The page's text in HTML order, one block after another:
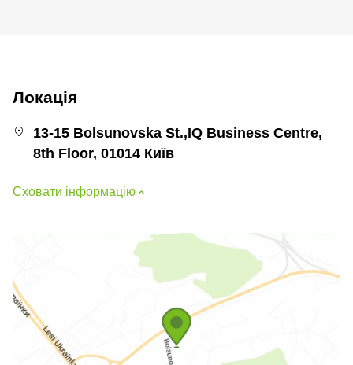
Локація
13-15 Bolsunovska St.,IQ Business Centre,
8th Floor, 01014 Київ
Сховати інформацію